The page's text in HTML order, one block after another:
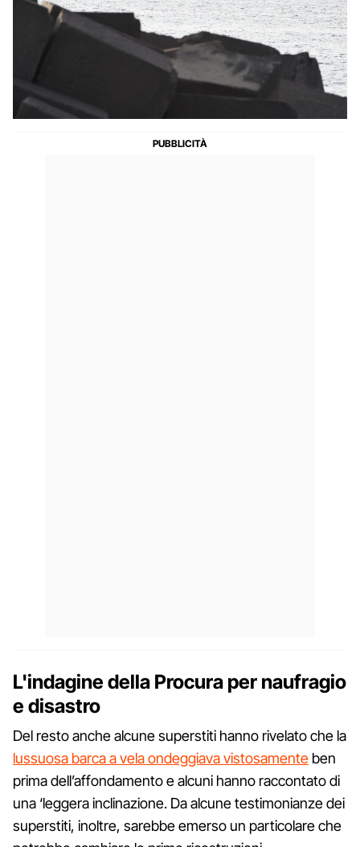
L'indagine della Procura per naufragio
e disastro
Del resto anche alcune superstiti hanno rivelato che la
lussuosa barca a vela ondeggiava vistosamente ben
prima dell’affondamento e alcuni hanno raccontato di
una ‘leggera inclinazione. Da alcune testimonianze dei
superstiti, inoltre, sarebbe emerso un particolare che